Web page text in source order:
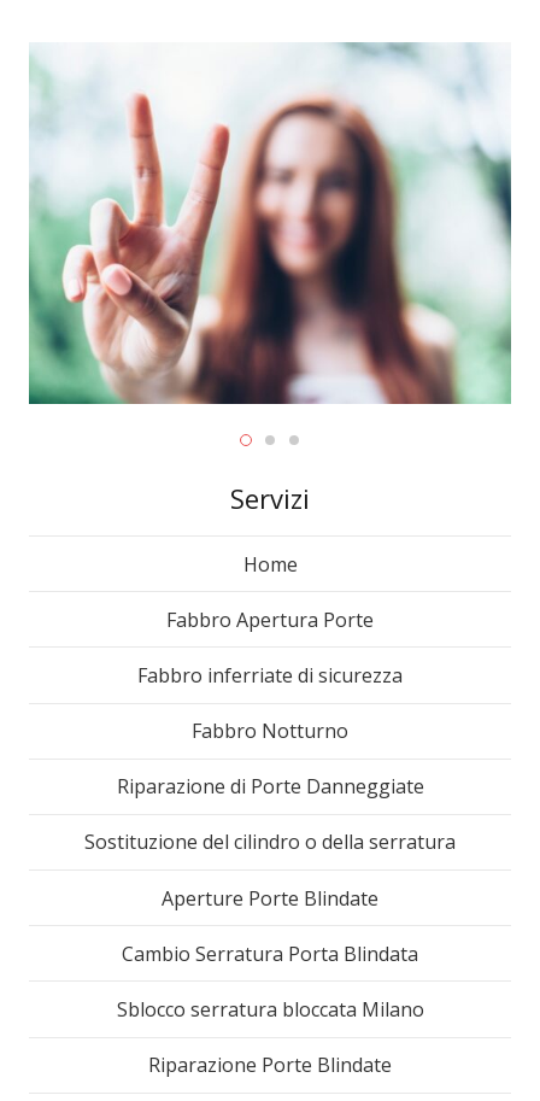
Servizi
Home
Fabbro Apertura Porte
Fabbro inferriate di sicurezza
Fabbro Notturno
Riparazione di Porte Danneggiate
Sostituzione del cilindro o della serratura
Aperture Porte Blindate
Cambio Serratura Porta Blindata
Sblocco serratura bloccata Milano
Riparazione Porte Blindate